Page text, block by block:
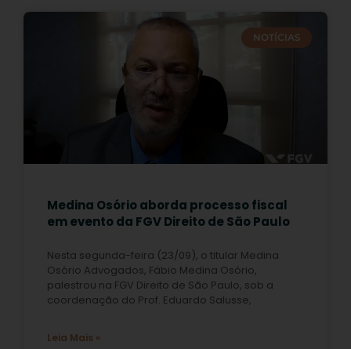
NOTÍCIAS
Medina Osório aborda processo fiscal
em evento da FGV Direito de São Paulo
Nesta segunda-feira (23/09), o titular Medina
Osório Advogados, Fábio Medina Osório,
palestrou na FGV Direito de São Paulo, sob a
coordenação do Prof. Eduardo Salusse,
Leia Mais »